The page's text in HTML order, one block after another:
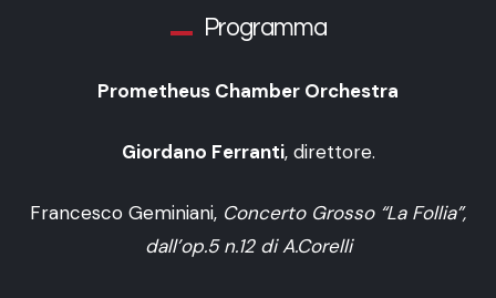
Programma
Prometheus Chamber Orchestra
Giordano Ferranti, direttore.
Francesco Geminiani, Concerto Grosso “La Follia”,
dall’op.5 n.12 di A.Corelli